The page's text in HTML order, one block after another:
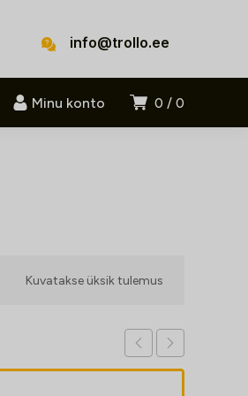
info@trollo.ee
0 0
Minu konto
Kuvatakse üksik tulemus